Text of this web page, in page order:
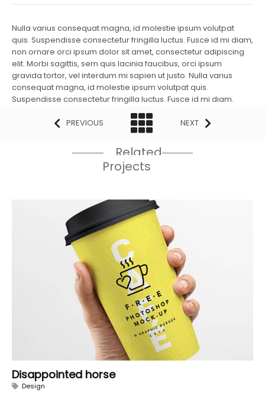
Nulla varius consequat magna, id molestie ipsum volutpat
quis. Suspendisse consectetur fringilla luctus. Fusce id mi diam,
non ornare orci ipsum dolor sit amet, consectetur adipiscing
elit. Morbi sagittis, sem quis lacinia faucibus, orci ipsum
gravida tortor, vel interdum mi sapien ut justo. Nulla varius
consequat magna, id molestie ipsum volutpat quis.
Suspendisse consectetur fringilla luctus. Fusce id mi diam.
PREVIOUS NEXT
Related
Projects
Disappointed horse
Design